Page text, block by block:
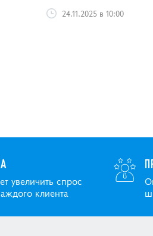
24.11.2025 в 10:00
увеличить спрос
клиента